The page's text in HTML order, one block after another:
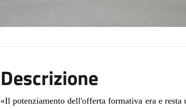
Descrizione
«Il potenziamento dell'offerta formativa era e